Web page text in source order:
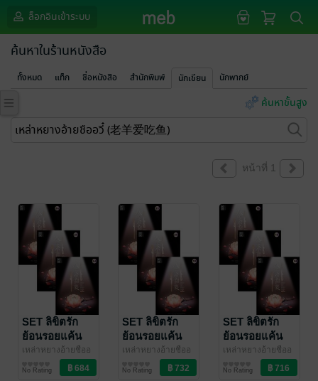
ล็อกอินเข้าระบบ
ค้นหาในร้านหนังสือ
ทั้งหมด แท็ก ชื่อหนังสือ สำนักพิมพ์ นักเขียน นักพากย์
ค้นหาขั้นสูง
หน้าที่ 1
SET ลิขิตรัก
ย้อนรอยแค้น
เล่ม 22-26
เหล่าหยางอ้ายชืออ
วี๋ (老羊爱吃鱼)/ Ink
Stone
No Rating
SET ลิขิตรัก
ย้อนรอยแค้น
เล่ม 17-21
เหล่าหยางอ้ายชืออ
วี๋ (老羊爱吃鱼)/ Ink
Stone
No Rating
SET ลิขิตรัก
ย้อนรอยแค้น
เล่ม 12-16
เหล่าหยางอ้ายชืออ
วี๋ (老羊爱吃鱼)/ Ink
Stone
No Rating